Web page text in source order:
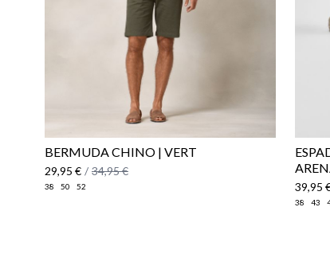
BERMUDA CHINO | VERT
29,95 € / 34,95 €
38 50 52 39,95
38 43